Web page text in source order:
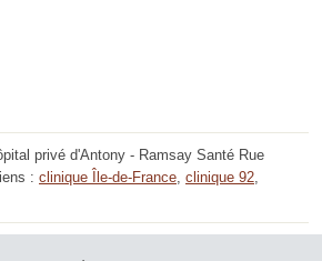
privé d'Antony - Ramsay Santé Rue
: clinique Île-de-France clinique 92